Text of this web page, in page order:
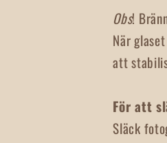
Obs!
När
att
För att
Släck